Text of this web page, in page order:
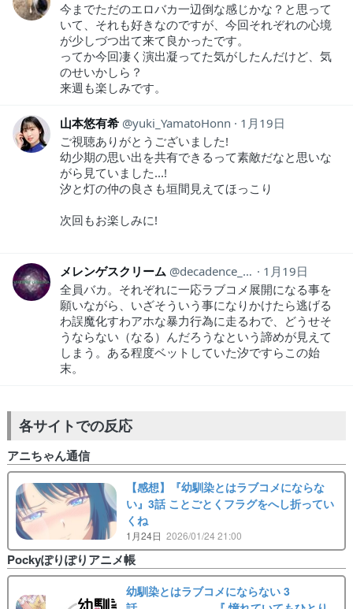
今までただのエロバカ一辺倒な感じかな？と思って
いて、それも好きなのですが、今回それぞれの心境
が少しづつ出て来て良かったです。
ってか今回凄く演出凝ってた気がしたんだけど、気
のせいかしら？
来週も楽しみです。
山本悠有希 yuki_YamatoHonn
1月19日
ご視聴ありがとうございました!
幼少期の思い出を共有できるって素敵だなと思いな
がら見ていました...!
汐と灯の仲の良さも垣間見えてほっこり
次回もお楽しみに!
メレンゲスクリーム decadence_1990
1月19日
全員バカ。それぞれに一応ラブコメ展開になる事を
願いながら、いざそういう事になりかけたら逃げる
わ誤魔化すわアホな暴力行為に走るわで、どうせそ
うならない（なる）んだろうなという諦めが見えて
しまう。ある程度ベットしていた汐ですらこの始
末。
各サイトでの反応
アニちゃん通信
【感想】『幼馴染とはラブコメにならな
い』3話 ことごとくフラグをへし折ってい
くね
1月24日 2026/01/24 21:00
Pockyぽりぽりアニメ帳
幼馴染とはラブコメにならない 3